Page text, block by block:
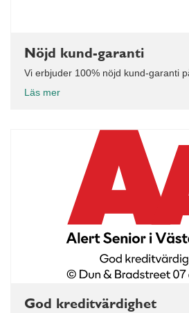
Nöjd kund-garanti
Vi erbjuder 100% nöjd kund-garanti
Läs mer
God kreditvärdighet